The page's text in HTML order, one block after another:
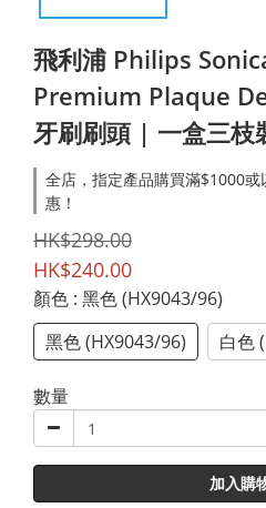
飛利浦 Philips
Premium Plaque
牙刷刷頭 | 一盒三枝
全店，指定產品購買滿$1000
惠！
HK$298.00
HK$240.00
顏色 : 黑色 (HX9043/96)
黑色 (HX9043/96)
白色
數量
加入購